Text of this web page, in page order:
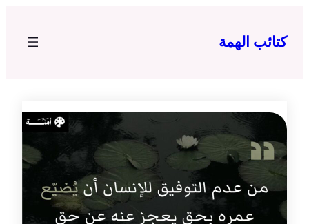
المحتوى
كتائب الهمة